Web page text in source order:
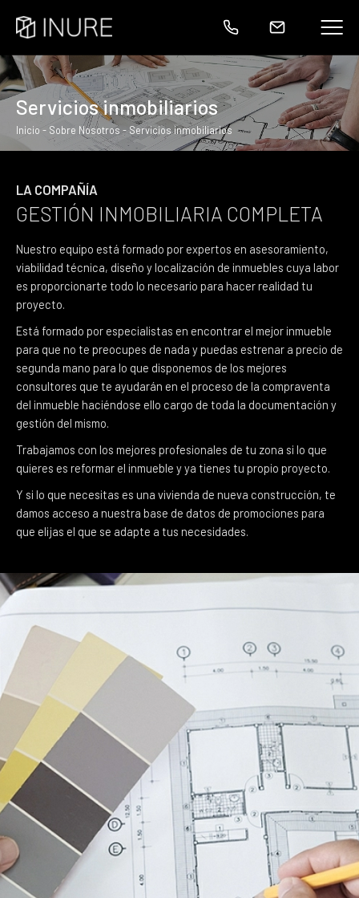
servicios inmobiliarios
Inicio - Sobre Nosotros - Servicios inmobiliarios
LA COMPAÑÍA
GESTIÓN INMOBILIARIA COMPLETA
Nuestro equipo está formado por expertos en asesoramiento,
viabilidad técnica, diseño y localización de inmuebles cuya labor
es proporcionarte todo lo necesario para hacer realidad tu
proyecto.
Está formado por especialistas en encontrar el mejor inmueble
para que no te preocupes de nada y puedas estrenar a precio de
segunda mano para lo que disponemos de los mejores
consultores que te ayudarán en el proceso de la compraventa
del inmueble haciéndose ello cargo de toda la documentación y
gestión del mismo.
Trabajamos con los mejores profesionales de tu zona si lo que
quieres es reformar el inmueble y ya tienes tu propio proyecto.
Y si lo que necesitas es una vivienda de nueva construcción, te
damos acceso a nuestra base de datos de promociones para
que elijas el que se adapte a tus necesidades.
Quiénes Somos
Servicios inmobiliarios
Documentos / Descargas
Ubicación
Home
Consultoría
Reformas
Visita de viviendas
Home
Consultoría
Reformas